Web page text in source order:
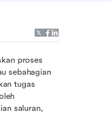
proses
sebahagian
tugas
saluran,